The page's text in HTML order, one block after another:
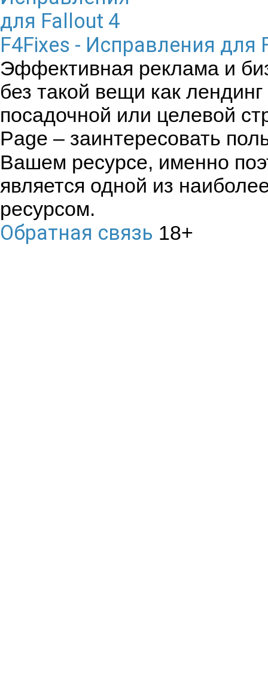
F4Fixes - Исправления для
Эффективная реклама и
без такой вещи как
посадочной или целевой
Page – заинтересовать
Вашем ресурсе, именно
является одной из
ресурсом.
Обратная связь 18+